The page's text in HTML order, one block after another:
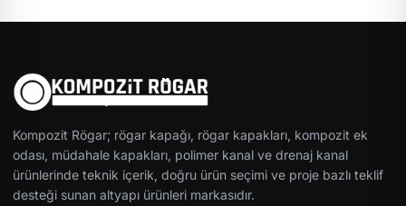
Kompozit Rögar; rögar kapağı, rögar kapakları, kompozit ek
odası, müdahale kapakları, polimer kanal ve drenaj kanal
ürünlerinde teknik içerik, doğru ürün seçimi ve proje bazlı teklif
desteği sunan altyapı ürünleri markasıdır.